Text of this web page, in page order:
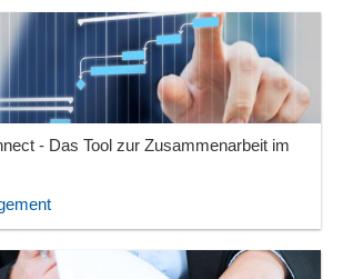
- Das Tool zur Zusammenarbeit im